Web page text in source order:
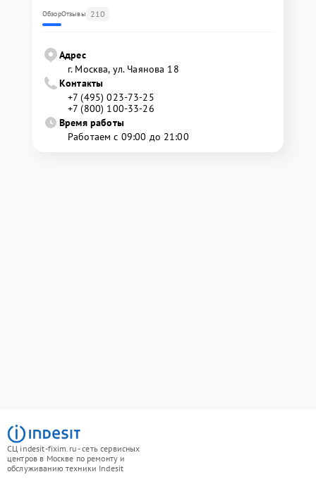
ОбзорОтзывы 210
Адрес
г. Москва, ул. Чаянова 18
Контакты
+7 (495) 023-73-25
+7 (800) 100-33-26
Время работы
Работаем с 09:00 до 21:00
СЦ indesit-fixim.ru - сеть сервисных
центров в Москве по ремонту и
обслуживанию техники Indesit